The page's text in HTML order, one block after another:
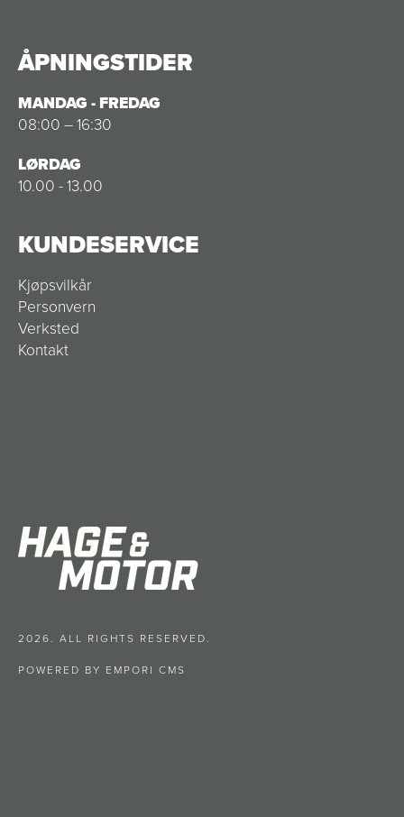
ÅPNINGSTIDER
MANDAG - FREDAG
08:00 – 16:30
LØRDAG
10.00 - 13.00
KUNDESERVICE
Kjøpsvilkår
Personvern
Verksted
Kontakt
2026. ALL RIGHTS RESERVED.
POWERED BY EMPORI CMS